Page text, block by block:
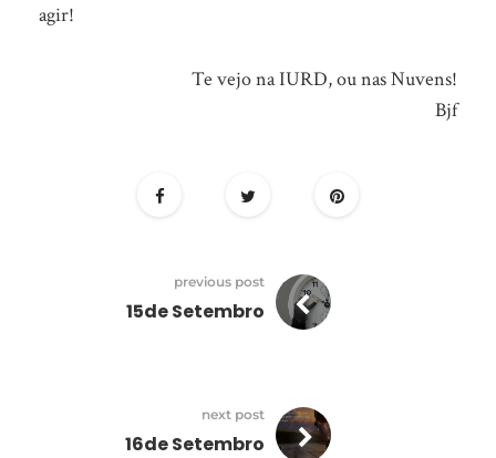
agir!
Te vejo na IURD, ou nas Nuvens!
Bjf
previous post
15de Setembro
next post
16de Setembro